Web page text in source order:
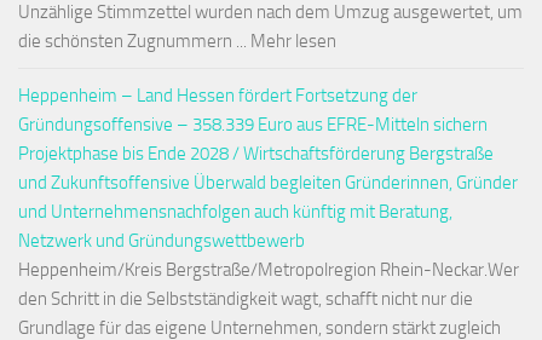
Unzählige Stimmzettel wurden nach dem Umzug ausgewertet, um
die schönsten Zugnummern ... Mehr lesen
Heppenheim – Land Hessen fördert Fortsetzung der
Gründungsoffensive – 358.339 Euro aus EFRE-Mitteln sichern
Projektphase bis Ende 2028 / Wirtschaftsförderung Bergstraße
und Zukunftsoffensive Überwald begleiten Gründerinnen, Gründer
und Unternehmensnachfolgen auch künftig mit Beratung,
Netzwerk und Gründungswettbewerb
Heppenheim/Kreis Bergstraße/Metropolregion Rhein-Neckar.Wer
den Schritt in die Selbstständigkeit wagt, schafft nicht nur die
Grundlage für das eigene Unternehmen, sondern stärkt zugleich